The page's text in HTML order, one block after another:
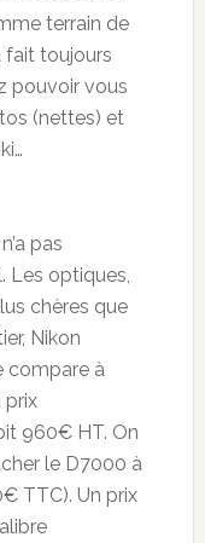
terrain de
fait toujours
pouvoir vous
(nettes) et
pas
Les optiques,
chères que
Nikon
compare à
prix
960€ HT. On
le D7000 à
TTC). Un prix